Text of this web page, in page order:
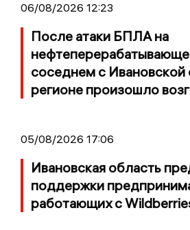
06/08/2026 12:23
После атаки БПЛА на
соседнем с Ивановской
регионе произошло
05/08/2026 17:06
Ивановская область
поддержки
работающих с